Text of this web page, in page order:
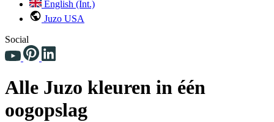
English (Int.)
Juzo USA
Social
Alle Juzo kleuren in één
oogopslag